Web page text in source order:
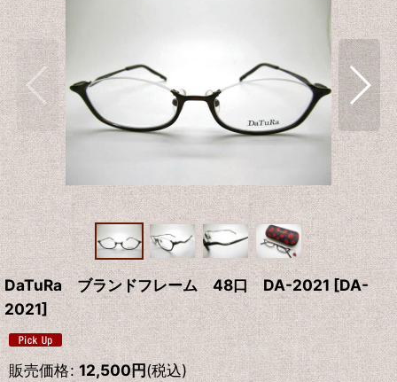
DaTuRa ブランドフレーム 48口 DA-2021 [DA-
2021]
販売価格: 12,500円(税込)